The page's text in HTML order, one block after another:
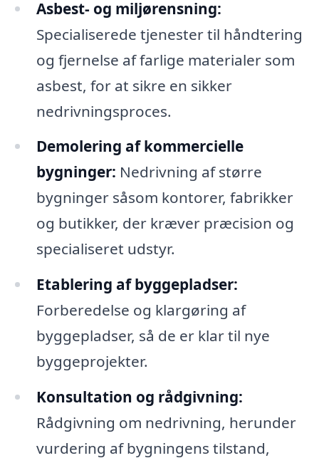
Asbest- og miljørensning:
Specialiserede tjenester til håndtering
og fjernelse af farlige materialer som
asbest, for at sikre en sikker
nedrivningsproces.
Demolering af kommercielle
bygninger: Nedrivning af større
bygninger såsom kontorer, fabrikker
og butikker, der kræver præcision og
specialiseret udstyr.
Etablering af byggepladser:
Forberedelse og klargøring af
byggepladser, så de er klar til nye
byggeprojekter.
Konsultation og rådgivning:
Rådgivning om nedrivning, herunder
vurdering af bygningens tilstand,